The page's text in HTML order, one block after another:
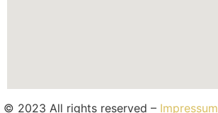
© 2023 All rights reserved – Impressum